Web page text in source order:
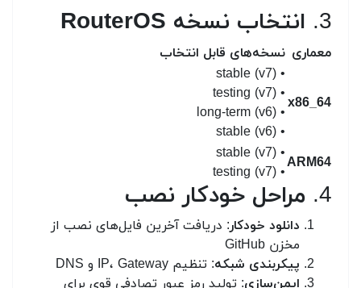
3. انتخاب نسخه RouterOS
معماری نسخه‌های قابل انتخاب
x86_64
• stable (v7)
• testing (v7)
• long-term (v6)
• stable (v6)
ARM64
• stable (v7)
• testing (v7)
4. مراحل خودکار نصب
دانلود خودکار: دریافت آخرین فایل‌های نصب از
مخزن GitHub
پیکربندی شبکه: تنظیم IP، Gateway و DNS
ایمن‌سازی: تولید رمز عبور تصادفی قوی برای